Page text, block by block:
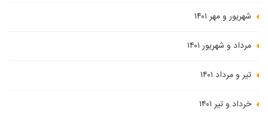
شهریور و مهر ۱۴۰۱
مرداد و شهریور ۱۴۰۱
تیر و مرداد ۱۴۰۱
خرداد و تیر ۱۴۰۱